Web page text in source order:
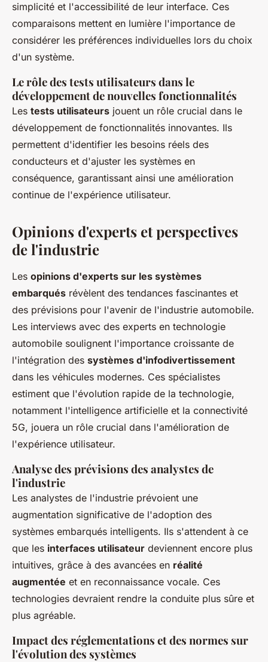
simplicité et l'accessibilité de leur interface. Ces
comparaisons mettent en lumière l'importance de
considérer les préférences individuelles lors du choix
d'un système.
Le rôle des tests utilisateurs dans le
développement de nouvelles fonctionnalités
Les tests utilisateurs jouent un rôle crucial dans le
développement de fonctionnalités innovantes. Ils
permettent d'identifier les besoins réels des
conducteurs et d'ajuster les systèmes en
conséquence, garantissant ainsi une amélioration
continue de l'expérience utilisateur.
Opinions d'experts et perspectives
de l'industrie
Les opinions d'experts sur les systèmes
embarqués révèlent des tendances fascinantes et
des prévisions pour l'avenir de l'industrie automobile.
Les interviews avec des experts en technologie
automobile soulignent l'importance croissante de
l'intégration des systèmes d'infodivertissement
dans les véhicules modernes. Ces spécialistes
estiment que l'évolution rapide de la technologie,
notamment l'intelligence artificielle et la connectivité
5G, jouera un rôle crucial dans l'amélioration de
l'expérience utilisateur.
Analyse des prévisions des analystes de
l'industrie
Les analystes de l'industrie prévoient une
augmentation significative de l'adoption des
systèmes embarqués intelligents. Ils s'attendent à ce
que les interfaces utilisateur deviennent encore plus
intuitives, grâce à des avancées en réalité
augmentée et en reconnaissance vocale. Ces
technologies devraient rendre la conduite plus sûre et
plus agréable.
Impact des réglementations et des normes sur
l'évolution des systèmes